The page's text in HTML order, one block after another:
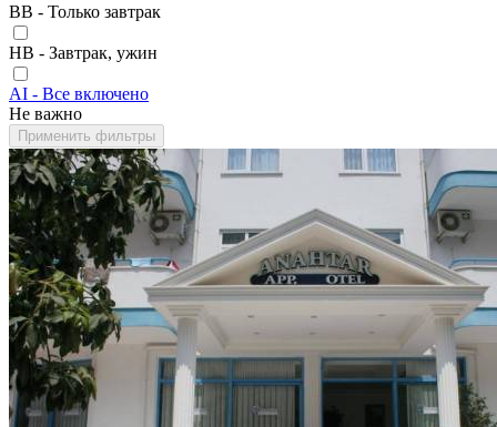
BB - Только завтрак
HB - Завтрак, ужин
AI - Все включено
Не важно
Применить фильтры